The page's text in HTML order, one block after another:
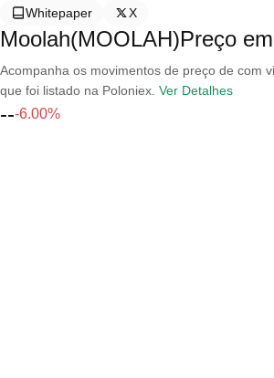
Whitepaper
X
Moolah(MOOLAH)Preço
Acompanha os movimentos de preço de com
que foi listado na Poloniex. Ver Detalhes
---6.00%